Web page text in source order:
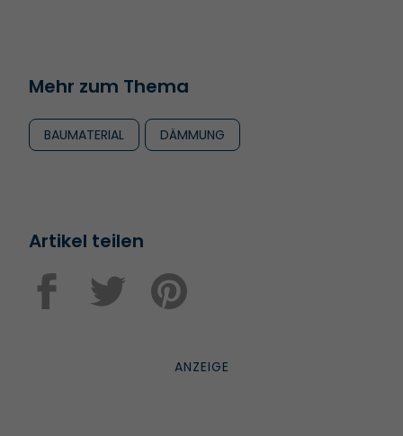
Mehr zum Thema
BAUMATERIAL DÄMMUNG
Artikel teilen